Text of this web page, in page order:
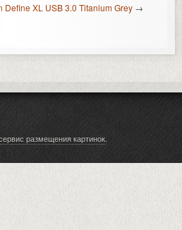
Define XL USB 3.0 Titanium Grey →
размещения картинок.